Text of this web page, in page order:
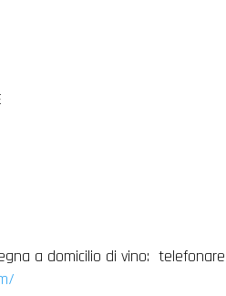
a domicilio di vino: